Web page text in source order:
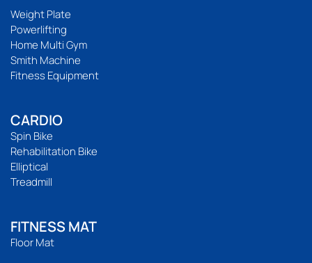
Weight Plate
Powerlifting
Home Multi Gym
Smith Machine
Fitness Equipment
CARDIO
Spin Bike
Rehabilitation Bike
Elliptical
Treadmill
FITNESS MAT
Floor Mat